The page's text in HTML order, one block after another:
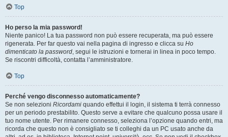
Top
Ho perso la mia password!
Niente panico! La tua password non può essere recuperata, ma può essere
rigenerata. Per far questo vai nella pagina di ingresso e clicca su Ho
dimenticato la password, segui le istruzioni e tornerai in linea in poco tempo.
Se riscontri difficoltà, contatta l’amministratore.
Top
Perché vengo disconnesso automaticamente?
Se non selezioni Ricordami quando effettui il login, il sistema ti terrà connesso
per un periodo prestabilito. Questo serve a evitare che qualcuno possa usare il
tuo nome utente. Per rimanere connesso, seleziona l’opzione quando entri, ma
ricorda che questo non è consigliato se ti colleghi da un PC usato anche da